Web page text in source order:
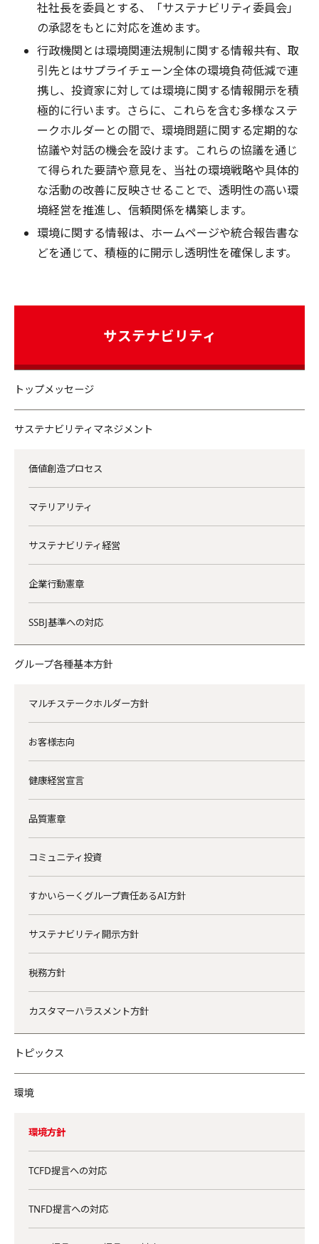
社社長を委員とする、「サステナビリティ委員会」
の承認をもとに対応を進めます。
行政機関とは環境関連法規制に関する情報共有、取
引先とはサプライチェーン全体の環境負荷低減で連
携し、投資家に対しては環境に関する情報開示を積
極的に行います。さらに、これらを含む多様なステ
ークホルダーとの間で、環境問題に関する定期的な
協議や対話の機会を設けます。これらの協議を通じ
て得られた要請や意見を、当社の環境戦略や具体的
な活動の改善に反映させることで、透明性の高い環
境経営を推進し、信頼関係を構築します。
環境に関する情報は、ホームページや統合報告書な
どを通じて、積極的に開示し透明性を確保します。
サステナビリティ
トップメッセージ
サステナビリティマネジメント
価値創造プロセス
マテリアリティ
サステナビリティ経営
企業行動憲章
SSBJ基準への対応
グループ各種基本方針
マルチステークホルダー方針
お客様志向
健康経営宣言
品質憲章
コミュニティ投資
すかいらーくグループ責任あるAI方針
サステナビリティ開示方針
税務方針
カスタマーハラスメント方針
トピックス
環境
環境方針
TCFD提言への対応
TNFD提言への対応